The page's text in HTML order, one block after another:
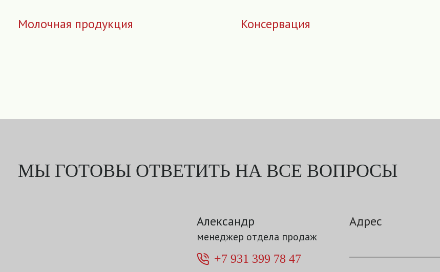
Молочная продукция Консервация
МЫ ГОТОВЫ ОТВЕТИТЬ НА ВСЕ ВОПРОСЫ
Александр
менеджер отдела продаж
+7 931 399 78 47
Адрес